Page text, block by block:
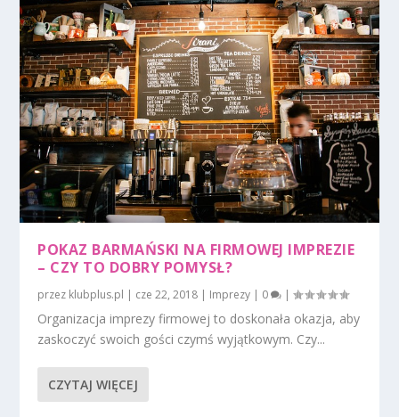
POKAZ BARMAŃSKI NA FIRMOWEJ IMPREZIE
– CZY TO DOBRY POMYSŁ?
przez klubplus.pl cze 22, 2018 Imprezy 0 |
Organizacja imprezy firmowej to doskonała okazja, aby
zaskoczyć swoich gości czymś wyjątkowym. Czy...
CZYTAJ WIĘCEJ